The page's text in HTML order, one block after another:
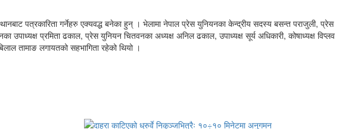
पत्रकारिता गर्नेहरु एक्यवद्ध बनेका हुन् । भेलामा नेपाल प्रेस युनियनका केन्द्रीय सदस्य बसन्त पराजुली, प्रेस
प्रमिता ढकाल, प्रेस युनियन चितवनका अध्यक्ष अनिल ढकाल, उपाध्यक्ष सूर्य अधिकारी, कोषाध्यक्ष विप्लव
तामाङ लगायतको सहभागिता रहेको थियो ।